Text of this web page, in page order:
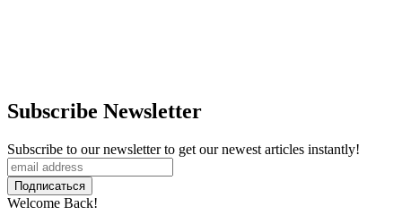
Subscribe Newsletter
Subscribe to our newsletter to get our newest articles instantly!
Welcome Back!